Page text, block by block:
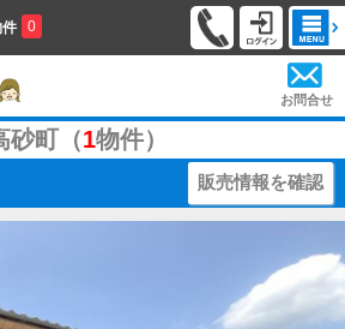
0
お問合せ
砂町（1物件）
販売情報を確認